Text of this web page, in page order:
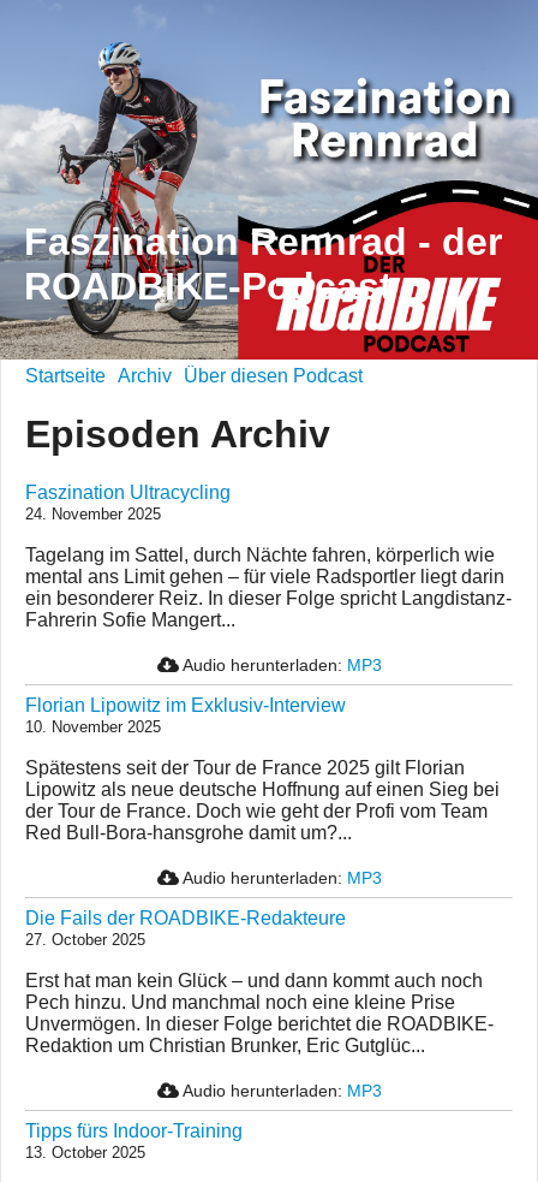
Faszination Rennrad - der
ROADBIKE-Podcast
Startseite Archiv Über diesen Podcast
Episoden Archiv
Faszination Ultracycling
24. November 2025
Tagelang im Sattel, durch Nächte fahren, körperlich wie
mental ans Limit gehen – für viele Radsportler liegt darin
ein besonderer Reiz. In dieser Folge spricht Langdistanz-
Fahrerin Sofie Mangert...
Audio herunterladen: MP3
Florian Lipowitz im Exklusiv-Interview
10. November 2025
Spätestens seit der Tour de France 2025 gilt Florian
Lipowitz als neue deutsche Hoffnung auf einen Sieg bei
der Tour de France. Doch wie geht der Profi vom Team
Red Bull-Bora-hansgrohe damit um?...
Audio herunterladen: MP3
Die Fails der ROADBIKE-Redakteure
27. October 2025
Erst hat man kein Glück – und dann kommt auch noch
Pech hinzu. Und manchmal noch eine kleine Prise
Unvermögen. In dieser Folge berichtet die ROADBIKE-
Redaktion um Christian Brunker, Eric Gutglüc...
Audio herunterladen: MP3
Tipps fürs Indoor-Training
13. October 2025